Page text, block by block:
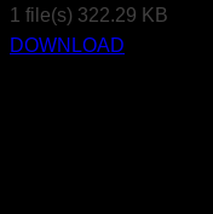
1 file(s) 322.29 KB
DOWNLOAD